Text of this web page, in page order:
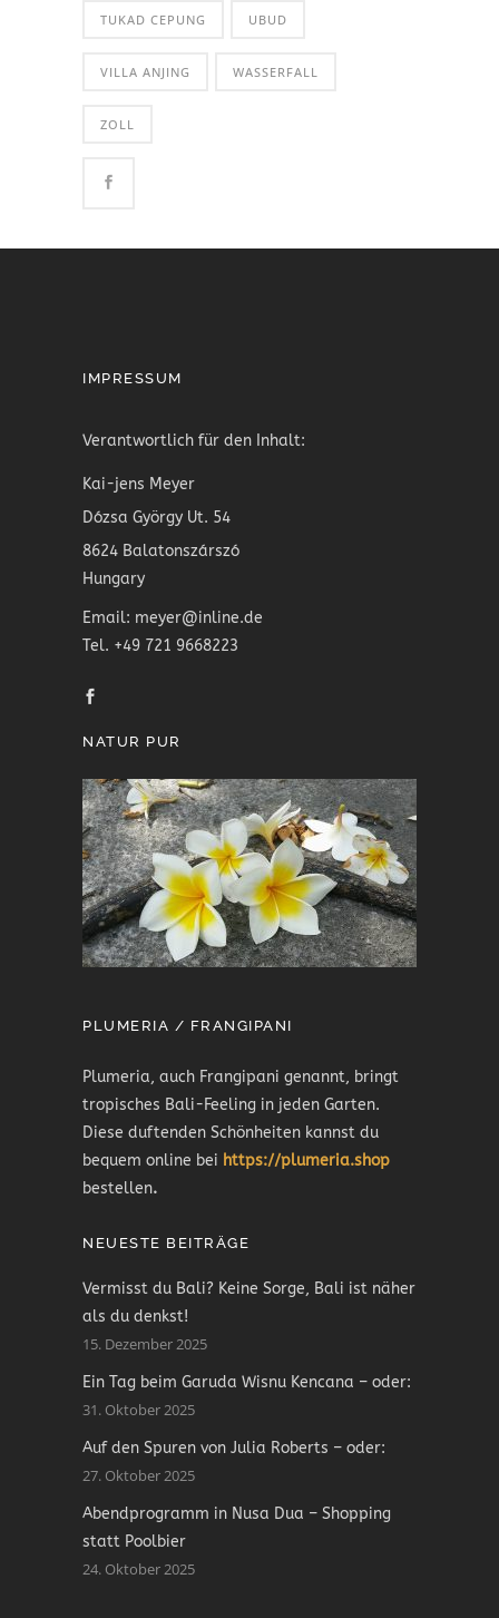
TUKAD CEPUNG UBUD
VILLA ANJING WASSERFALL
ZOLL
IMPRESSUM
Verantwortlich für den Inhalt:
Kai-jens Meyer
Dózsa György Ut. 54
8624 Balatonszárszó
Hungary
Email: meyer@inline.de
Tel. +49 721 9668223
NATUR PUR
PLUMERIA / FRANGIPANI
Plumeria, auch Frangipani genannt, bringt
tropisches Bali-Feeling in jeden Garten.
Diese duftenden Schönheiten kannst du
bequem online bei https://plumeria.shop
bestellen.
NEUESTE BEITRÄGE
Vermisst du Bali? Keine Sorge, Bali ist näher
als du denkst!
15. Dezember 2025
Ein Tag beim Garuda Wisnu Kencana – oder:
31. Oktober 2025
Auf den Spuren von Julia Roberts – oder:
27. Oktober 2025
Abendprogramm in Nusa Dua – Shopping
statt Poolbier
24. Oktober 2025